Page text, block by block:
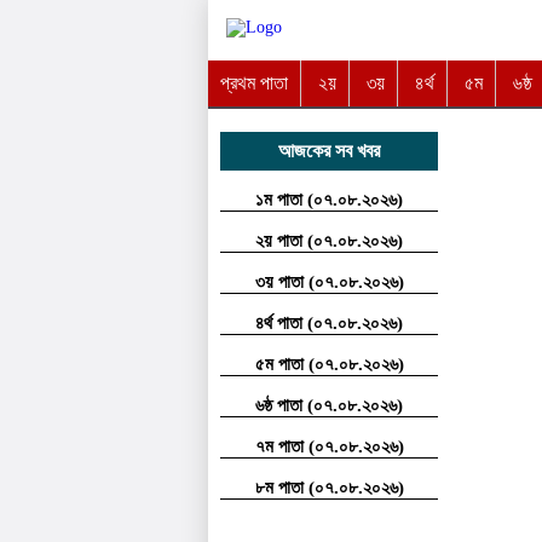
প্রথম পাতা ২য় ৩য় ৪র্থ ৫ম ৬ষ্ঠ
আজকের সব খবর
১ম পাতা (০৭.০৮.২০২৬)
২য় পাতা (০৭.০৮.২০২৬)
৩য় পাতা (০৭.০৮.২০২৬)
৪র্থ পাতা (০৭.০৮.২০২৬)
৫ম পাতা (০৭.০৮.২০২৬)
৬ষ্ঠ পাতা (০৭.০৮.২০২৬)
৭ম পাতা (০৭.০৮.২০২৬)
৮ম পাতা (০৭.০৮.২০২৬)